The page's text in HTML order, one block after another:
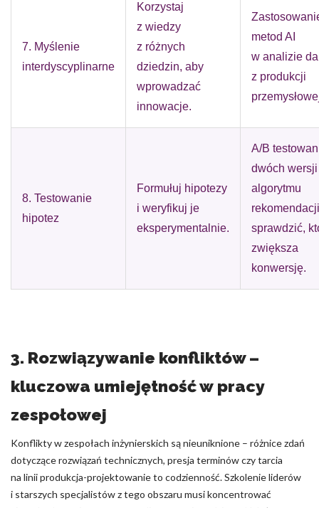
7. Myślenie
interdyscyplinarne
Korzystaj
z wiedzy
z różnych
dziedzin, aby
wprowadzać
innowacje.
metod AI
w analizie
z produkcji
8. Testowanie
hipotez
Formułuj hipotezy
i weryfikuj je
eksperymentalnie.
A/B
dwóch wersji
algorytmu
sprawdzić,
zwiększa
konwersję.
3. Rozwiązywanie konfliktów –
kluczowa umiejętność w pracy
zespołowej
Konflikty w zespołach inżynierskich są nieuniknione – różnice zdań
dotyczące rozwiązań technicznych, presja terminów czy tarcia
na linii produkcja-projektowanie to codzienność. Szkolenie liderów
i starszych specjalistów z tego obszaru musi koncentrować